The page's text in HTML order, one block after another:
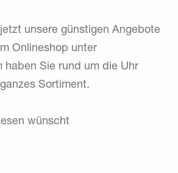
unsere günstigen Angebote
Onlineshop unter
haben Sie rund um die Uhr
Sortiment.
wünscht